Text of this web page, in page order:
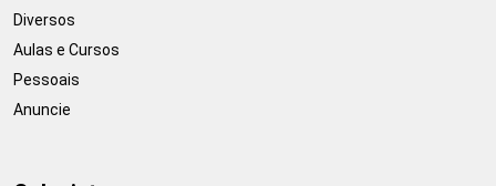
Diversos
Aulas e Cursos
Pessoais
Anuncie